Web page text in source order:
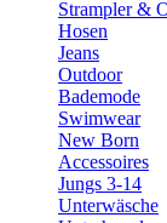
Strampler &
Hosen
Jeans
Outdoor
Bademode
Swimwear
New Born
Accessoires
Jungs 3-14
Unterwäsche